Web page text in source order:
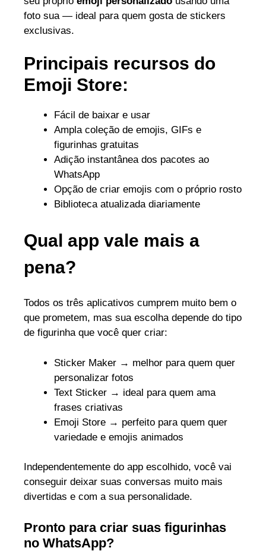
foto sua — ideal para quem gosta de stickers
exclusivas.
Principais recursos do
Emoji Store:
Fácil de baixar e usar
Ampla coleção de emojis, GIFs e
figurinhas gratuitas
Adição instantânea dos pacotes ao
WhatsApp
Opção de criar emojis com o próprio rosto
Biblioteca atualizada diariamente
Qual app vale mais a
pena?
Todos os três aplicativos cumprem muito bem o
que prometem, mas sua escolha depende do tipo
de figurinha que você quer criar:
Sticker Maker → melhor para quem quer
personalizar fotos
Text Sticker → ideal para quem ama
frases criativas
Emoji Store → perfeito para quem quer
variedade e emojis animados
Independentemente do app escolhido, você vai
conseguir deixar suas conversas muito mais
divertidas e com a sua personalidade.
Pronto para criar suas figurinhas
no WhatsApp?